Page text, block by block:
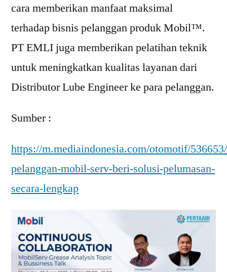
cara memberikan manfaat maksimal
terhadap bisnis pelanggan produk Mobil™.
PT EMLI juga memberikan pelatihan teknik
untuk meningkatkan kualitas layanan dari
Distributor Lube Engineer ke para pelanggan.
Sumber :
https://m.mediaindonesia.com/otomotif/
pelanggan-mobil-serv-beri-solusi-pelumasan-
secara-lengkap